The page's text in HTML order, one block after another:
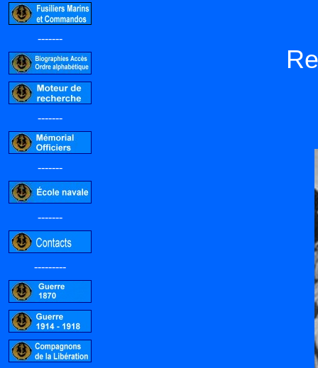
-------
-------
-------
-------
---------